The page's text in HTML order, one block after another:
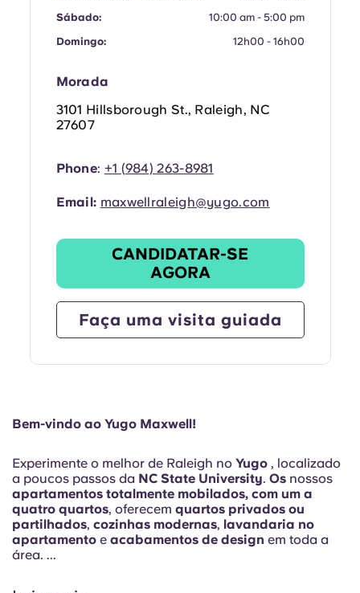
Bem-vindo ao Yugo Maxwell!
Experimente o melhor de Raleigh no Yugo , localizado
a poucos passos da NC State University. Os nossos
apartamentos totalmente mobilados, com um a
quatro quartos, oferecem quartos privados ou
partilhados, cozinhas modernas, lavandaria no
apartamento e acabamentos de design em toda a
área. ...
Sábado:
10:00 am - 5:00 pm
Domingo:
12h00 - 16h00
Morada
3101 Hillsborough St., Raleigh, NC
27607
Phone: +1 (984) 263-8981
Email: maxwellraleigh@yugo.com
CANDIDATAR-SE
AGORA
Faça uma visita guiada